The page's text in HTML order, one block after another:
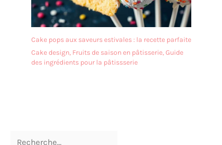
plupart des clients de
notre magasin, alors
venez voir par vous-même
si vous en avez besoin.
Cake pops aux saveurs estivales : la recette parfaite
Cake design, Fruits de saison en pâtisserie,Guide
des ingrédients pour la pâtissserie